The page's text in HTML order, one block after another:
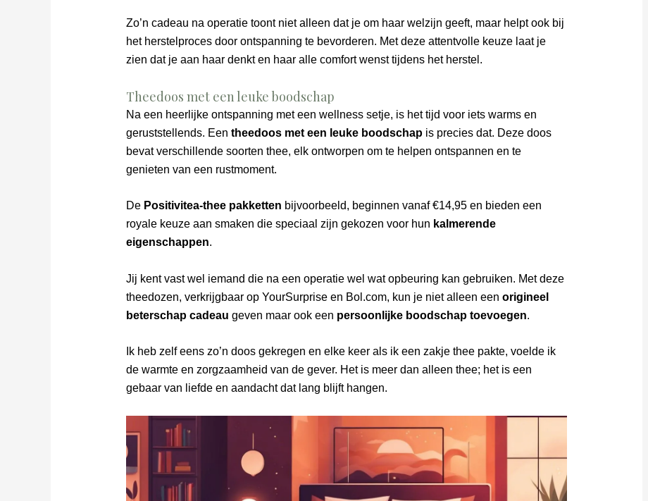
Zo’n cadeau na operatie toont niet alleen dat je om haar welzijn geeft, maar helpt ook bij
het herstelproces door ontspanning te bevorderen. Met deze attentvolle keuze laat je
zien dat je aan haar denkt en haar alle comfort wenst tijdens het herstel.
Theedoos met een leuke boodschap
Na een heerlijke ontspanning met een wellness setje, is het tijd voor iets warms en
geruststellends. Een theedoos met een leuke boodschapis precies dat. Deze doos
bevat verschillende soorten thee, elk ontworpen om te helpen ontspannen en te
genieten van een rustmoment.
De Positivitea-thee pakketten bijvoorbeeld, beginnen vanaf €14,95 en bieden een
royale keuze aan smaken die speciaal zijn gekozen voor hun kalmerende
eigenschappen.
Jij kent vast wel iemand die na een operatie wel wat opbeuring kan gebruiken. Met deze
theedozen, verkrijgbaar op YourSurprise en Bol.com, kun je niet alleen een origineel
beterschap cadeau geven maar ook een persoonlijke boodschap toevoegen.
Ik heb zelf eens zo’n doos gekregen en elke keer als ik een zakje thee pakte, voelde ik
de warmte en zorgzaamheid van de gever. Het is meer dan alleen thee; het is een
gebaar van liefde en aandacht dat lang blijft hangen.